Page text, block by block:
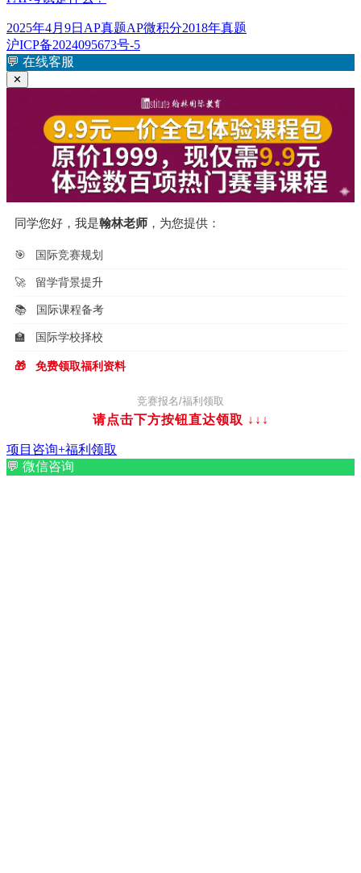
发
布
于
2025年4月9日 分
类
AP真题标
签
AP微积分2018年真题
沪ICP备2024095673号-5
💬 在线客服
✕
同学您好，我是翰林老师 ，为您提供：
🎯 国际竞赛规划
🚀 留学背景提升
📚 国际课程备考
🏫 国际学校择校
🎁 免费领取福利资料
竞赛报名/福利领取
请点击下方按钮直达领取 ↓↓↓
项目咨询+福利领取
💬 微信咨询